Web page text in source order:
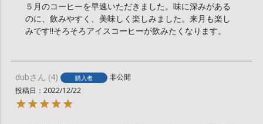
５月のコーヒーを早速いただきました。味に深みがある
のに、飲みやすく、美味しく楽しみました。来月も楽し
みです‼️そろそろアイスコーヒーが飲みたくなります。
dub 4 購入者
非公開
投稿日
2022/12/22